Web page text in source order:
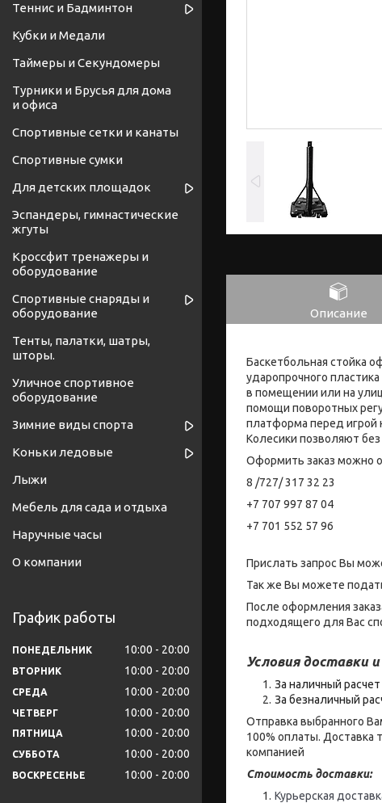
Описание
Баскетбольная стойка
ударопрочного
в помещении или на
помощи поворотных
платформа перед игрой
Колесики позволяют
Оформить заказ можно
8 /727/ 317 32 23
+7 707 997 87 04
+7 701 552 57 96
Прислать запрос Вы
Так же Вы можете
После оформления
подходящего для Вас
Условия доставки
За наличный
За безналичный
Отправка выбранного
100% оплаты. Доставка
компанией
Стоимость доставки:
Курьерская
Теннис и Бадминтон
Кубки и Медали
Таймеры и Секундомеры
Турники и Брусья для дома
и офиса
Спортивные cетки и канаты
Спортивные сумки
Для детских площадок
Эспандеры, гимнастические
жгуты
Кроссфит тренажеры и
оборудование
Спортивные снаряды и
оборудование
Тенты, палатки, шатры,
шторы.
Уличное спортивное
оборудование
Зимние виды спорта
Коньки ледовые
Лыжи
Мебель для сада и отдыха
Наручные часы
О компании
График работы
ПОНЕДЕЛЬНИК 10:00 20:00
ВТОРНИК 10:00 20:00
СРЕДА 10:00 20:00
ЧЕТВЕРГ 10:00 20:00
ПЯТНИЦА 10:00 20:00
СУББОТА 10:00 20:00
ВОСКРЕСЕНЬЕ 10:00 20:00